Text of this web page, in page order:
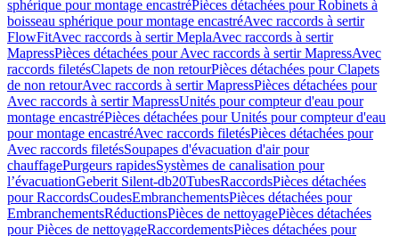
sphérique pour montage encastréPièces détachées pour Robinets à
boisseau sphérique pour montage encastréAvec raccords à sertir
FlowFitAvec raccords à sertir MeplaAvec raccords à sertir
MapressPièces détachées pour Avec raccords à sertir MapressAvec
raccords filetésClapets de non retourPièces détachées pour Clapets
de non retourAvec raccords à sertir MapressPièces détachées pour
Avec raccords à sertir MapressUnités pour compteur d'eau pour
montage encastréPièces détachées pour Unités pour compteur d'eau
pour montage encastréAvec raccords filetésPièces détachées pour
Avec raccords filetésSoupapes d'évacuation d'air pour
chauffagePurgeurs rapidesSystèmes de canalisation pour
l’évacuationGeberit Silent-db20TubesRaccordsPièces détachées
pour RaccordsCoudesEmbranchementsPièces détachées pour
EmbranchementsRéductionsPièces de nettoyagePièces détachées
pour Pièces de nettoyageRaccordementsPièces détachées pour